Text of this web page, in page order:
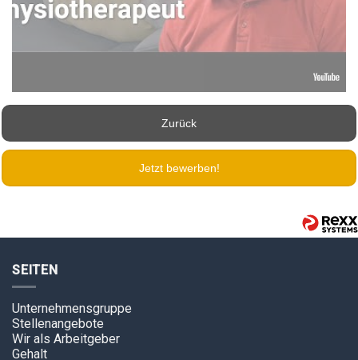
Zurück
Jetzt bewerben!
SEITEN
Unternehmensgruppe
Stellenangebote
Wir als Arbeitgeber
Gehalt